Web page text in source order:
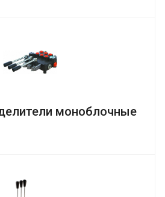
моноблочные